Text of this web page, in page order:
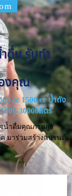
ดื่ม รับทำ
งคุณ
cc 1500 cc น้ำถัง
30000ลิตร
น้ำดื่มคุณภาพสูง
มาร่วมสร้างแบรนด์